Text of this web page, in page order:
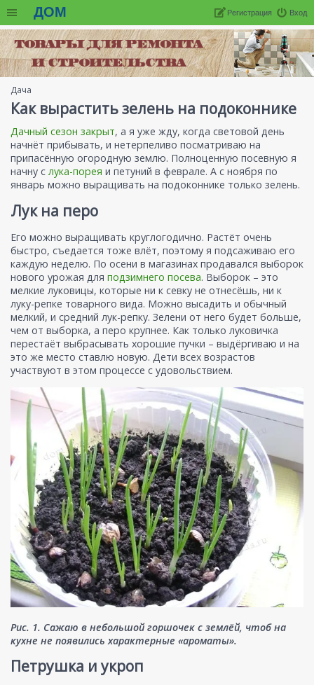
ДОМ Вход
Регистрация
Дача
Как вырастить зелень на подоконнике
Дачный сезон закрыт, а я уже жду, когда световой день
начнёт прибывать, и нетерпеливо посматриваю на
припасённую огородную землю. Полноценную посевную я
начну с лука-порея и петуний в феврале. А с ноября по
январь можно выращивать на подоконнике только зелень.
Лук на перо
Его можно выращивать круглогодично. Растёт очень
быстро, съедается тоже влёт, поэтому я подсаживаю его
каждую неделю. По осени в магазинах продавался выборок
нового урожая для подзимнего посева. Выборок – это
мелкие луковицы, которые ни к севку не отнесёшь, ни к
луку-репке товарного вида. Можно высадить и обычный
мелкий, и средний лук-репку. Зелени от него будет больше,
чем от выборка, а перо крупнее. Как только луковичка
перестаёт выбрасывать хорошие пучки – выдёргиваю и на
это же место ставлю новую. Дети всех возрастов
участвуют в этом процессе с удовольствием.
Рис. 1. Сажаю в небольшой горшочек с землёй, чтоб на
кухне не появились характерные «ароматы».
Петрушка и укроп